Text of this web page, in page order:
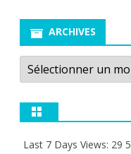
ARCHIVES
Archives
Last 7 Days Views: 29